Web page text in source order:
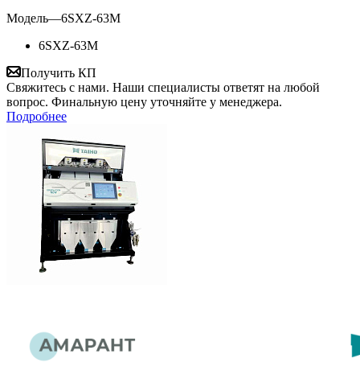
Модель—6SXZ-63М
6SXZ-63М
Получить КП
Свяжитесь с нами. Наши специалисты ответят на любой
вопрос. Финальную цену уточняйте у менеджера.
Подробнее